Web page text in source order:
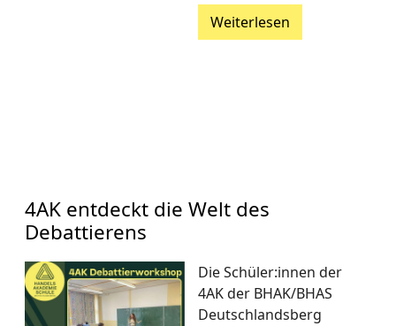
Weiterlesen
4AK entdeckt die Welt des
Debattierens
Die Schüler:innen der
4AK der BHAK/BHAS
Deutschlandsberg